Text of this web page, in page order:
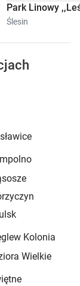
Park Linowy
Ślesin
Kolonia
Wielkie